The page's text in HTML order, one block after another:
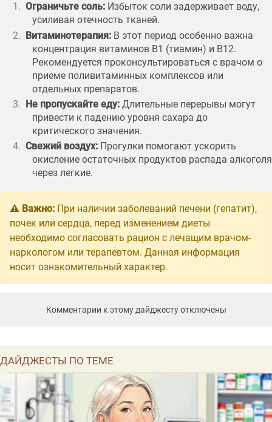
Ограничьте соль:Избыток соли задерживает воду,
усиливая отечность тканей.
Витаминотерапия:В этот период особенно важна
концентрация витаминов B1 (тиамин) и B12.
Рекомендуется проконсультироваться с врачом о
приеме поливитаминных комплексов или
отдельных препаратов.
Не пропускайте еду:Длительные перерывы могут
привести к падению уровня сахара до
критического значения.
Свежий воздух:Прогулки помогают ускорить
окисление остаточных продуктов распада алкоголя
через легкие.
⚠️ Важно: При наличии заболеваний печени (гепатит),
почек или сердца, перед изменением диеты
необходимо согласовать рацион с лечащим врачом-
наркологом или терапевтом. Данная информация
носит ознакомительный характер.
Комментарии к этому дайджесту отключены
ДАЙДЖЕСТЫ ПО ТЕМЕ